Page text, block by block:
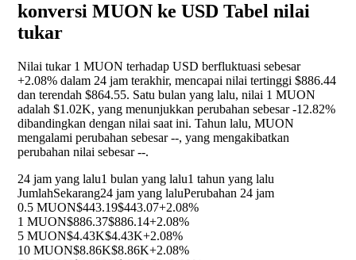
konversi MUON ke USD Tabel nilai
tukar
Nilai tukar 1 MUON terhadap USD berfluktuasi sebesar
+2.08% dalam 24 jam terakhir, mencapai nilai tertinggi $886.44
dan terendah $864.55. Satu bulan yang lalu, nilai 1 MUON
adalah $1.02K, yang menunjukkan perubahan sebesar-12.82%
dibandingkan dengan nilai saat ini. Tahun lalu, MUON
mengalami perubahan sebesar--, yang mengakibatkan
perubahan nilai sebesar--.
24 jam yang lalu1 bulan yang lalu1 tahun yang lalu
JumlahSekarang24 jam yang laluPerubahan 24 jam
0.5 MUON$443.19$443.07+2.08%
1 MUON$886.37$886.14+2.08%
5 MUON$4.43K$4.43K+2.08%
10 MUON$8.86K$8.86K+2.08%